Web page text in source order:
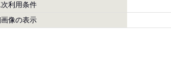
利用条件
像の表示